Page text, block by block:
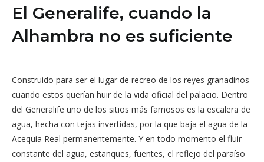
El Generalife, cuando la
Alhambra no es suficiente
Construido para ser el lugar de recreo de los reyes granadinos
cuando estos querían huir de la vida oficial del palacio. Dentro
del Generalife uno de los sitios más famosos es la escalera de
agua, hecha con tejas invertidas, por la que baja el agua de la
Acequia Real permanentemente. Y en todo momento el fluir
constante del agua, estanques, fuentes, el reflejo del paraíso